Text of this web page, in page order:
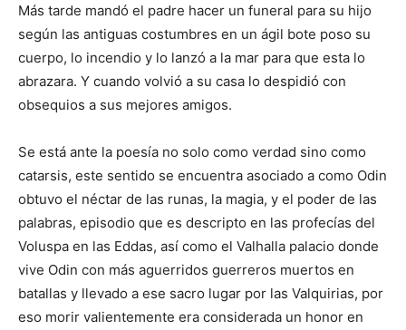
Más tarde mandó el padre hacer un funeral para su hijo
según las antiguas costumbres en un ágil bote poso su
cuerpo, lo incendio y lo lanzó a la mar para que esta lo
abrazara. Y cuando volvió a su casa lo despidió con
obsequios a sus mejores amigos.
Se está ante la poesía no solo como verdad sino como
catarsis, este sentido se encuentra asociado a como Odin
obtuvo el néctar de las runas, la magia, y el poder de las
palabras, episodio que es descripto en las profecías del
Voluspa en las Eddas, así como el Valhalla palacio donde
vive Odin con más aguerridos guerreros muertos en
batallas y llevado a ese sacro lugar por las Valquirias, por
eso morir valientemente era considerada un honor en